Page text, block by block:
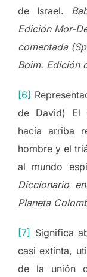
de Israel.
Edición Mor-
comentada
Boim. Edición
[6]
de David) El
hacia arriba
hombre y el
al mundo
Diccionario
Planeta
[7] Significa
casi extinta,
de la unión